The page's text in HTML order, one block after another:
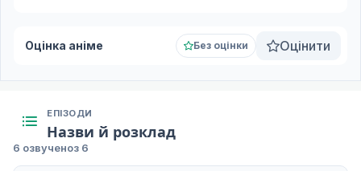
Оцінка аніме Без оцінки Оцінити
ЕПІЗОДИ
Назви й розклад
6 озвученоз 6